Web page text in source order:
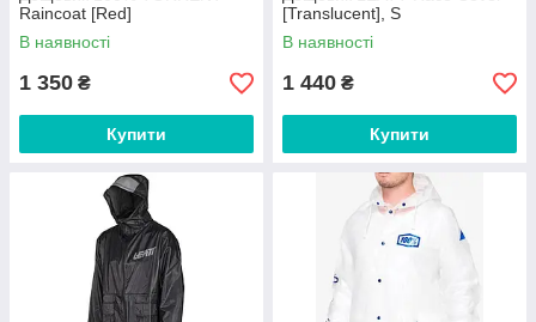
Raincoat [Red]
В наявності
1 350 ₴
Купити
[Translucent], S
В наявності
1 440 ₴
Купити